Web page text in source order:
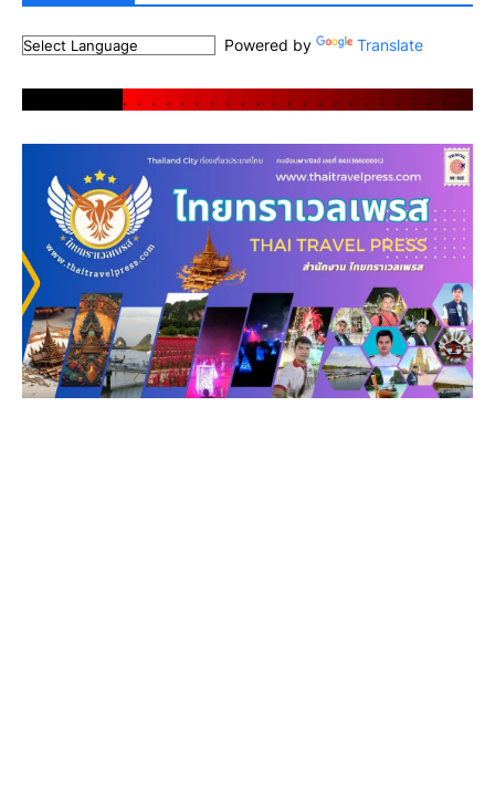
Powered by Translate
. . . . . . . . . . . . . . . . . . . . . . .